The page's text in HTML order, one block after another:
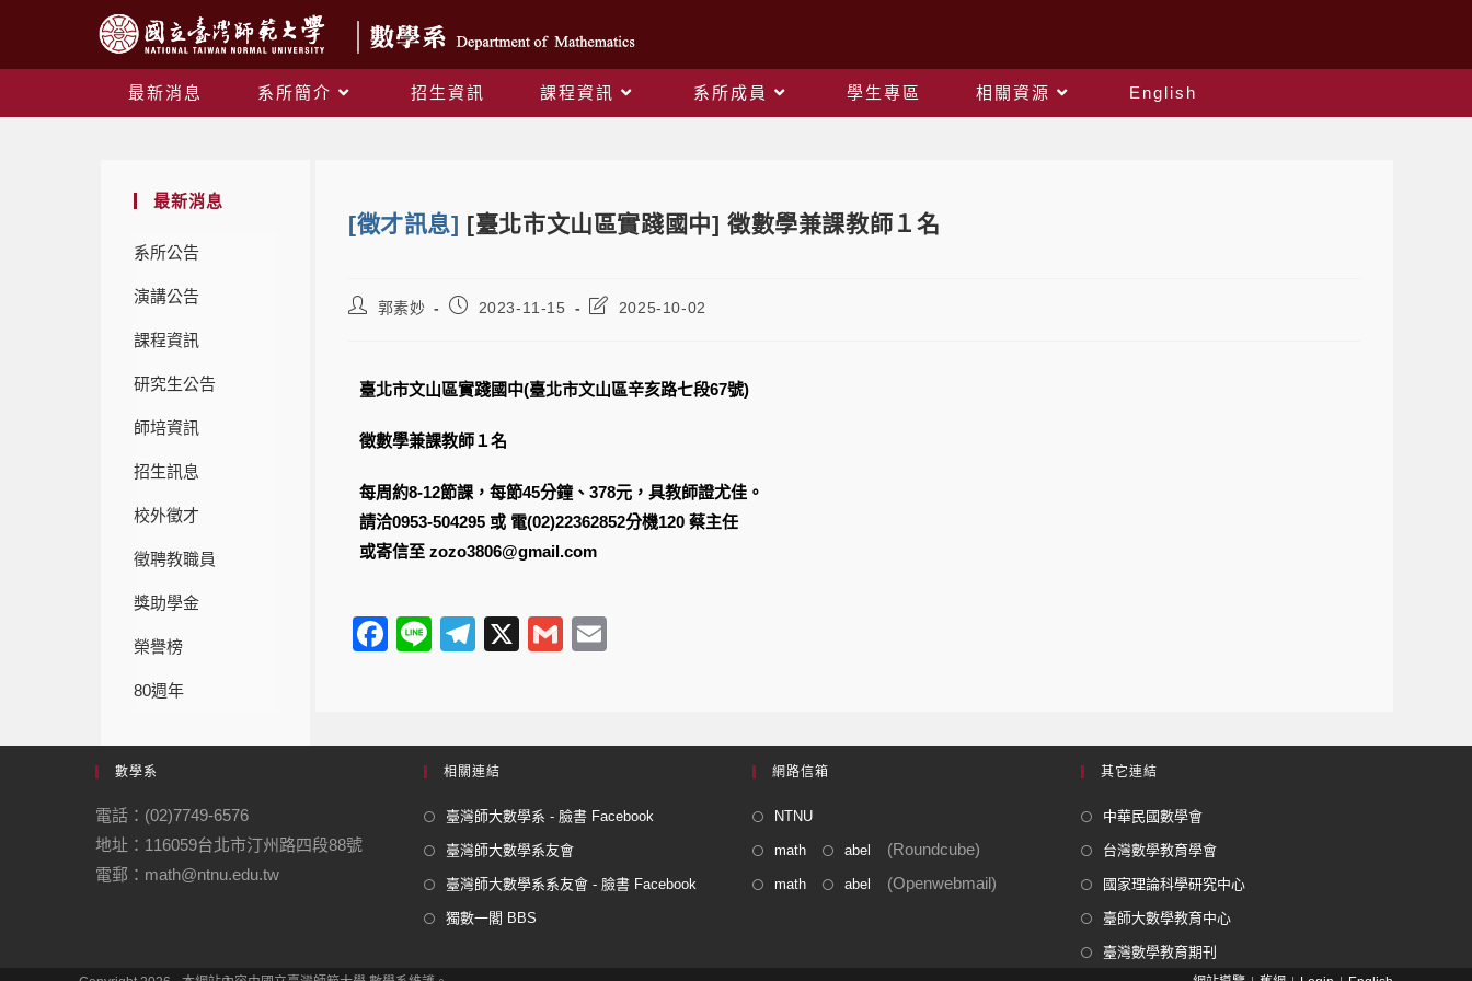
最新消息 系所簡介 招生資訊 課程資訊 系所成員 學生專區 相關資源
English
最新消息
系所公告
演講公告
課程資訊
研究生公告
師培資訊
招生訊息
校外徵才
徵聘教職員
獎助學金
榮譽榜
80週年
[徵才訊息] [臺北市文山區實踐國中] 徵數學兼課教師１名
郭素妙 2023-11-15 2025-10-02
臺北市文山區實踐國中(臺北市文山區辛亥路七段67號)
徵數學兼課教師１名
每周約8-12節課，每節45分鐘、378元，具教師證尤佳。
請洽0953-504295 或 電(02)22362852分機120 蔡主任
或寄信至 zozo3806@gmail.com
F
e
Li
T
gr
a
m
X
G
數學系
電話：(02)7749-6576
地址：116059台北市汀州路四段88號
電郵：math@ntnu.edu.tw
相關連結
臺灣師大數學系 - 臉書 Facebook
臺灣師大數學系友會
臺灣師大數學系系友會 - 臉書 Facebook
獨數一閣 BBS
網路信箱
NTNU
math abel (Roundcube)
math abel (Openwebmail)
其它連結
中華民國數學會
台灣數學教育學會
國家理論科學研究中心
臺師大數學教育中心
臺灣數學教育期刊